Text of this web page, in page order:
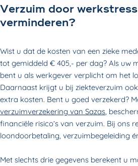
Verzuim door
verminderen?
Wist u dat de kosten van een zieke
tot gemiddeld € 405,- per dag? Als uw
bent u als werkgever verplicht om het
Daarnaast krijgt u bij ziekteverzuim
extra kosten. Bent u goed verzekerd?
verzuimverzekering van Sazas,
financiële risico’s van verzuim. Bij ons
loondoorbetaling, verzuimbegeleiding
Met slechts drie gegevens berekent u